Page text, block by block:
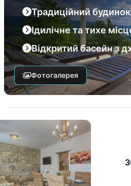
Традиційний будинок
Ідилічне та тихе
Відкритий басейн з
Фотогалерея